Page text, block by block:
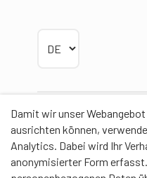
Damit wir unser
ausrichten können,
Analytics. Dabei wird Ihr
anonymisierter Form
Partner